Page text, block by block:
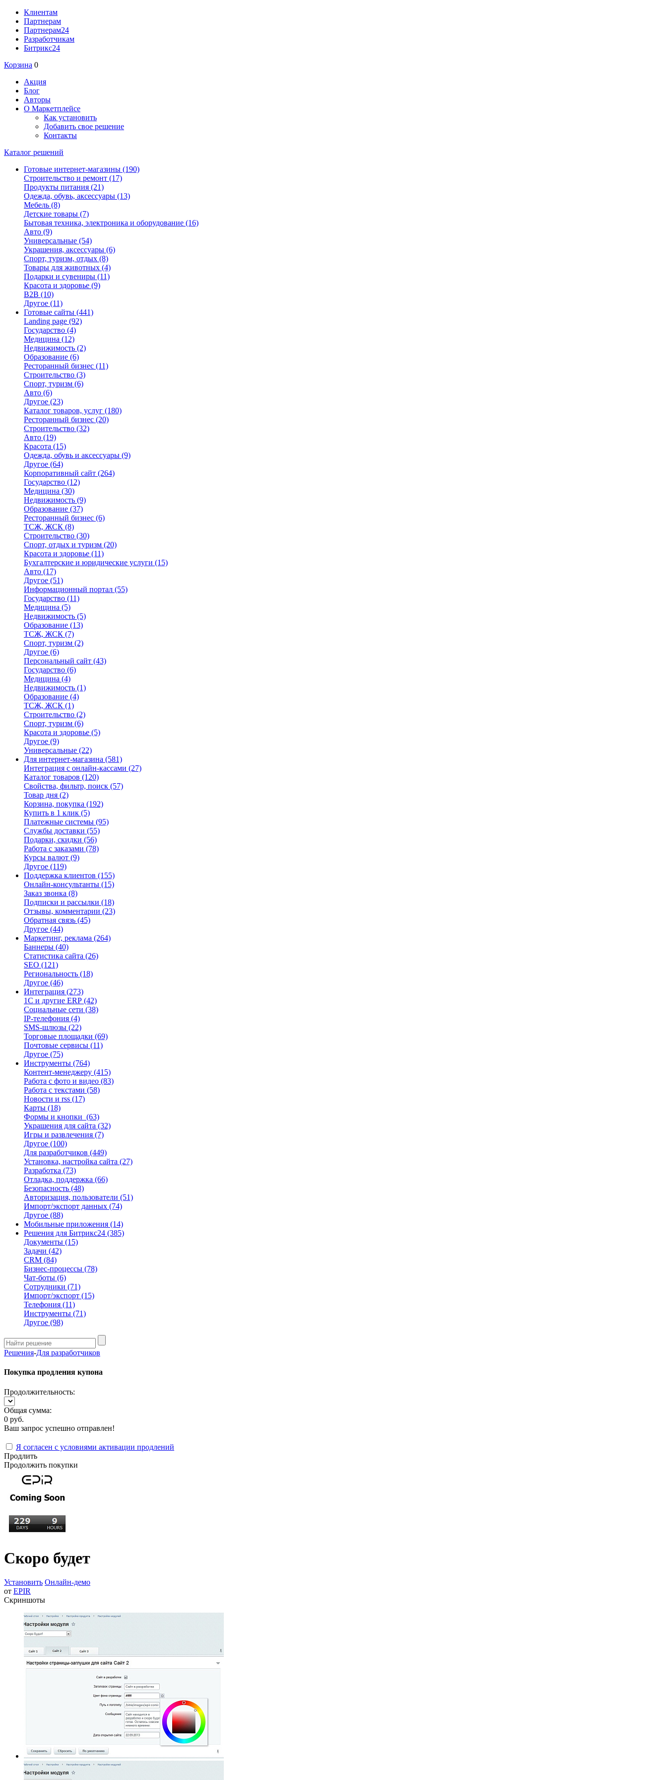
Клиентам
Партнерам
Партнерам24
Разработчикам
Битрикс24
Корзина 0
Акция
Блог
Авторы
О Маркетплейсе
Как установить
Добавить свое решение
Контакты
Каталог решений
Готовые интернет-магазины (190)
Строительство и ремонт (17)
Продукты питания (21)
Одежда, обувь, аксессуары (13)
Мебель (8)
Детские товары (7)
Бытовая техника, электроника и оборудование (16)
Авто (9)
Универсальные (54)
Украшения, аксессуары (6)
Спорт, туризм, отдых (8)
Товары для животных (4)
Подарки и сувениры (11)
Красота и здоровье (9)
B2B (10)
Другое (11)
Готовые сайты (441)
Landing page (92)
Государство (4)
Медицина (12)
Недвижимость (2)
Образование (6)
Ресторанный бизнес (11)
Строительство (3)
Спорт, туризм (6)
Авто (6)
Другое (23)
Каталог товаров, услуг (180)
Ресторанный бизнес (20)
Строительство (32)
Авто (19)
Красота (15)
Одежда, обувь и аксессуары (9)
Другое (64)
Корпоративный сайт (264)
Государство (12)
Медицина (30)
Недвижимость (9)
Образование (37)
Ресторанный бизнес (6)
ТСЖ, ЖСК (8)
Строительство (30)
Спорт, отдых и туризм (20)
Красота и здоровье (11)
Бухгалтерские и юридические услуги (15)
Авто (17)
Другое (51)
Информационный портал (55)
Государство (11)
Медицина (5)
Недвижимость (5)
Образование (13)
ТСЖ, ЖСК (7)
Спорт, туризм (2)
Другое (6)
Персональный сайт (43)
Государство (6)
Медицина (4)
Недвижимость (1)
Образование (4)
ТСЖ, ЖСК (1)
Строительство (2)
Спорт, туризм (6)
Красота и здоровье (5)
Другое (9)
Универсальные (22)
Для интернет-магазина (581)
Интеграция с онлайн-кассами (27)
Каталог товаров (120)
Свойства, фильтр, поиск (57)
Товар дня (2)
Корзина, покупка (192)
Купить в 1 клик (5)
Платежные системы (95)
Службы доставки (55)
Подарки, скидки (56)
Работа с заказами (78)
Курсы валют (9)
Другое (119)
Поддержка клиентов (155)
Онлайн-консультанты (15)
Заказ звонка (8)
Подписки и рассылки (18)
Отзывы, комментарии (23)
Обратная связь (45)
Другое (44)
Маркетинг, реклама (264)
Баннеры (40)
Статистика сайта (26)
SEO (121)
Региональность (18)
Другое (46)
Интеграция (273)
1С и другие ERP (42)
Социальные сети (38)
IP-телефония (4)
SMS-шлюзы (22)
Торговые площадки (69)
Почтовые сервисы (11)
Другое (75)
Инструменты (764)
Контент-менеджеру (415)
Работа с фото и видео (83)
Работа с текстами (58)
Новости и rss (17)
Карты (18)
Формы и кнопки (63)
Украшения для сайта (32)
Игры и развлечения (7)
Другое (100)
Для разработчиков (449)
Установка, настройка сайта (27)
Разработка (73)
Отладка, поддержка (66)
Безопасность (48)
Авторизация, пользователи (51)
Импорт/экспорт данных (74)
Другое (88)
Мобильные приложения (14)
Решения для Битрикс24 (385)
Документы (15)
Задачи (42)
CRM (84)
Бизнес-процессы (78)
Чат-боты (6)
Сотрудники (71)
Импорт/экспорт (15)
Телефония (11)
Инструменты (71)
Другое (98)
Решения-Для разработчиков
Покупка продления купона
Продолжительность:
Общая сумма:
0 руб.
Ваш запрос успешно отправлен!
Я согласен с условиями активации продлений
Продлить
Продолжить покупки
Скоро будет
Установить Онлайн-демо
от EPIR
Скриншоты